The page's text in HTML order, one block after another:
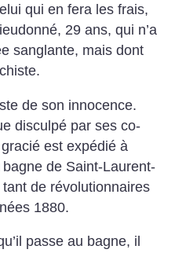
qui en fera les frais,
29 ans, qui n’a
sanglante, mais dont
de son innocence.
disculpé par ses co-
est expédié à
de Saint-Laurent-
de révolutionnaires
1880.
passe au bagne, il